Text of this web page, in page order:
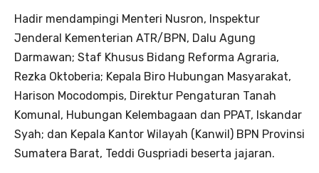
Hadir mendampingi Menteri Nusron, Inspektur
Jenderal Kementerian ATR/BPN, Dalu Agung
Darmawan; Staf Khusus Bidang Reforma Agraria,
Rezka Oktoberia; Kepala Biro Hubungan Masyarakat,
Harison Mocodompis, Direktur Pengaturan Tanah
Komunal, Hubungan Kelembagaan dan PPAT, Iskandar
Syah; dan Kepala Kantor Wilayah (Kanwil) BPN Provinsi
Sumatera Barat, Teddi Guspriadi beserta jajaran.